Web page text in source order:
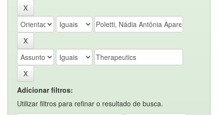
Adicionar filtros:
Utilizar filtros para refinar o resultado de busca.